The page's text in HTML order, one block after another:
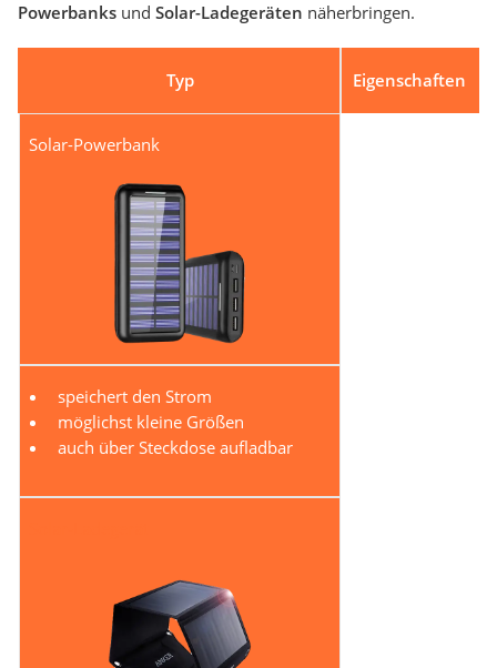
Powerbanks und Solar-Ladegeräten näherbringen.
Typ Eigenschaften
Solar-Powerbank
speichert den Strom
möglichst kleine Größen
auch über Steckdose aufladbar